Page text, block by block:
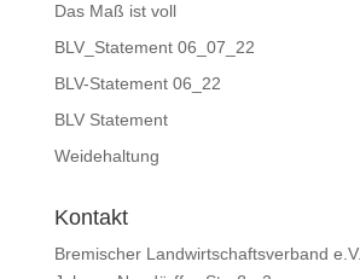
Das Maß ist voll
BLV_Statement 06_07_22
BLV-Statement 06_22
BLV Statement
Weidehaltung
Kontakt
Bremischer Landwirtschaftsverband e.V.